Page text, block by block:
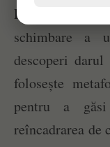
schimbare a
descoperi
folosește
pentru a găsi
reîncadrarea de